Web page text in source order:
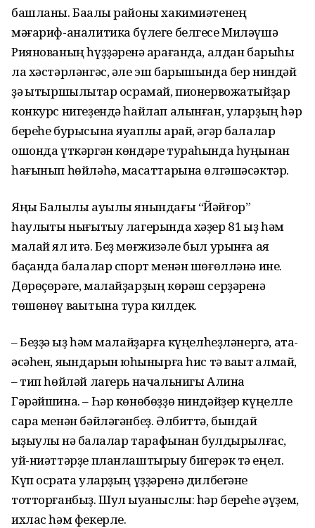
башланы. Баҡалы районы хакимиәтенең
мәғариф-аналитика бүлеге белгесе Миләүшә
Риянованың һүҙҙәренә ҡарағанда, алдан барыһы
ла хәстәрләнгәс, әле эш барышында бер ниндәй
ҙә ҡытыршылыҡтар осрамай, пионервожатыйҙар
конкурс нигеҙендә һайлап алынған, уларҙың һәр
береһе бурысына яуаплы ҡарай, әгәр балалар
ошонда үткәргән көндәре тураһында һуңынан
һағынып һөйләһә, маҡсаттарына өлгәшәсәктәр.
Яңы Балыҡлы ауылы янындағы “Йәйғор”
һаулыҡты нығытыу лагерында хәҙер 81 ҡыҙ һәм
малай ял итә. Беҙ мөғжизәле был урынға аяҡ
баҫҡанда ба­лалар спорт менән шөғөлләнә ине.
Дөрөҫөрәге, малайҙарҙың көрәш сер­ҙәренә
төшөнөү ваҡытына тура килдек.
– Беҙҙә ҡыҙ һәм малайҙарға күңелһеҙләнергә, ата-
әсәһен, яҡында­рын юҡһынырға һис тә ваҡыт ҡалмай,
– тип һөйләй лагерь начальнигы Алина
Гәрәйшина. – Һәр көнөбөҙҙө ниндәйҙер күңелле
сара менән бәйләгәнбеҙ. Әлбиттә, бындай
ҡыҙыулыҡ нәҡ балалар тарафынан булдырылғас,
уй-ниәттәрҙе планлаштырыу бигерәк тә еңел.
Күп осраҡта уларҙың үҙҙәренә дилбегәне
тотторғанбыҙ. Шул ҡыуаныслы: һәр береһе әүҙем,
ихлас һәм фекерле.